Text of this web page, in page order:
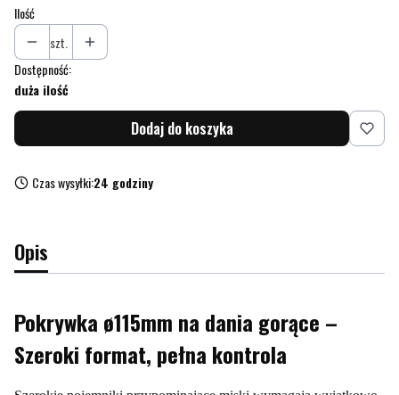
Ilość
szt.
Dostępność:
duża ilość
Dodaj do koszyka
Czas wysyłki:24 godziny
Opis
Pokrywka ø115mm na dania gorące –
Szeroki format, pełna kontrola